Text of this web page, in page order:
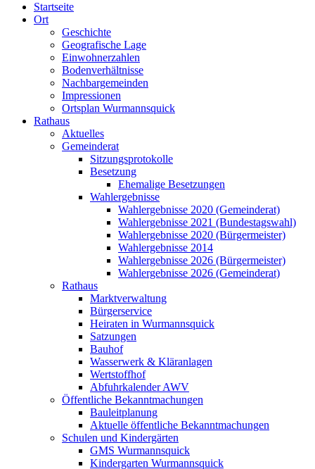
Startseite
Ort
Geschichte
Geografische Lage
Einwohnerzahlen
Bodenverhältnisse
Nachbargemeinden
Impressionen
Ortsplan Wurmannsquick
Rathaus
Aktuelles
Gemeinderat
Sitzungsprotokolle
Besetzung
Ehemalige Besetzungen
Wahlergebnisse
Wahlergebnisse 2020 (Gemeinderat)
Wahlergebnisse 2021 (Bundestagswahl)
Wahlergebnisse 2020 (Bürgermeister)
Wahlergebnisse 2014
Wahlergebnisse 2026 (Bürgermeister)
Wahlergebnisse 2026 (Gemeinderat)
Rathaus
Marktverwaltung
Bürgerservice
Heiraten in Wurmannsquick
Satzungen
Bauhof
Wasserwerk & Kläranlagen
Wertstoffhof
Abfuhrkalender AWV
Öffentliche Bekanntmachungen
Bauleitplanung
Aktuelle öffentliche Bekanntmachungen
Schulen und Kindergärten
GMS Wurmannsquick
Kindergarten Wurmannsquick